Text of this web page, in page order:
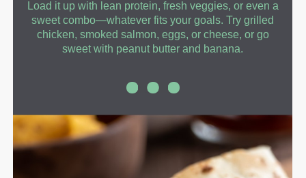
Load it up with lean protein, fresh veggies, or even a
sweet combo—whatever fits your goals. Try grilled
chicken, smoked salmon, eggs, or cheese, or go
sweet with peanut butter and banana.